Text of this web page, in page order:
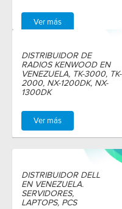
Ver más
DISTRIBUIDOR DE
RADIOS KENWOOD EN
VENEZUELA, TK-3000, TK-
2000, NX-1200DK, NX-
1300DK
Ver más
DISTRIBUIDOR DELL
EN VENEZUELA.
SERVIDORES,
LAPTOPS, PCS